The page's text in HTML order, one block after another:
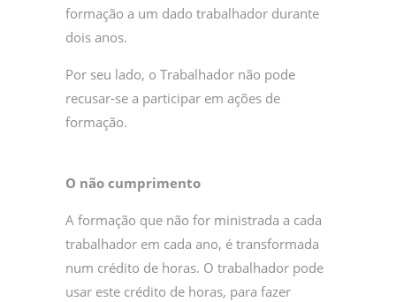
formação a um dado trabalhador durante
dois anos.
Por seu lado, o Trabalhador não pode
recusar-se a participar em ações de
formação.
O não cumprimento
A formação que não for ministrada a cada
trabalhador em cada ano, é transformada
num crédito de horas. O trabalhador pode
usar este crédito de horas, para fazer